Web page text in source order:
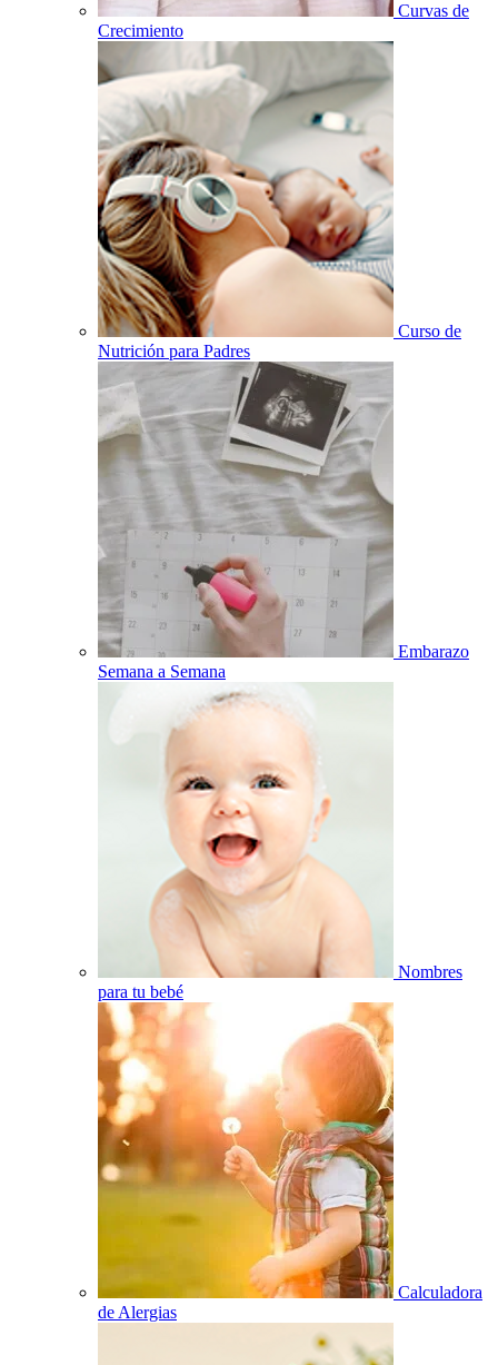
Curvas de
Crecimiento
Curso de
Nutrición para Padres
Embarazo
Semana a Semana
Nombres
para tu bebé
Calculadora
de Alergias